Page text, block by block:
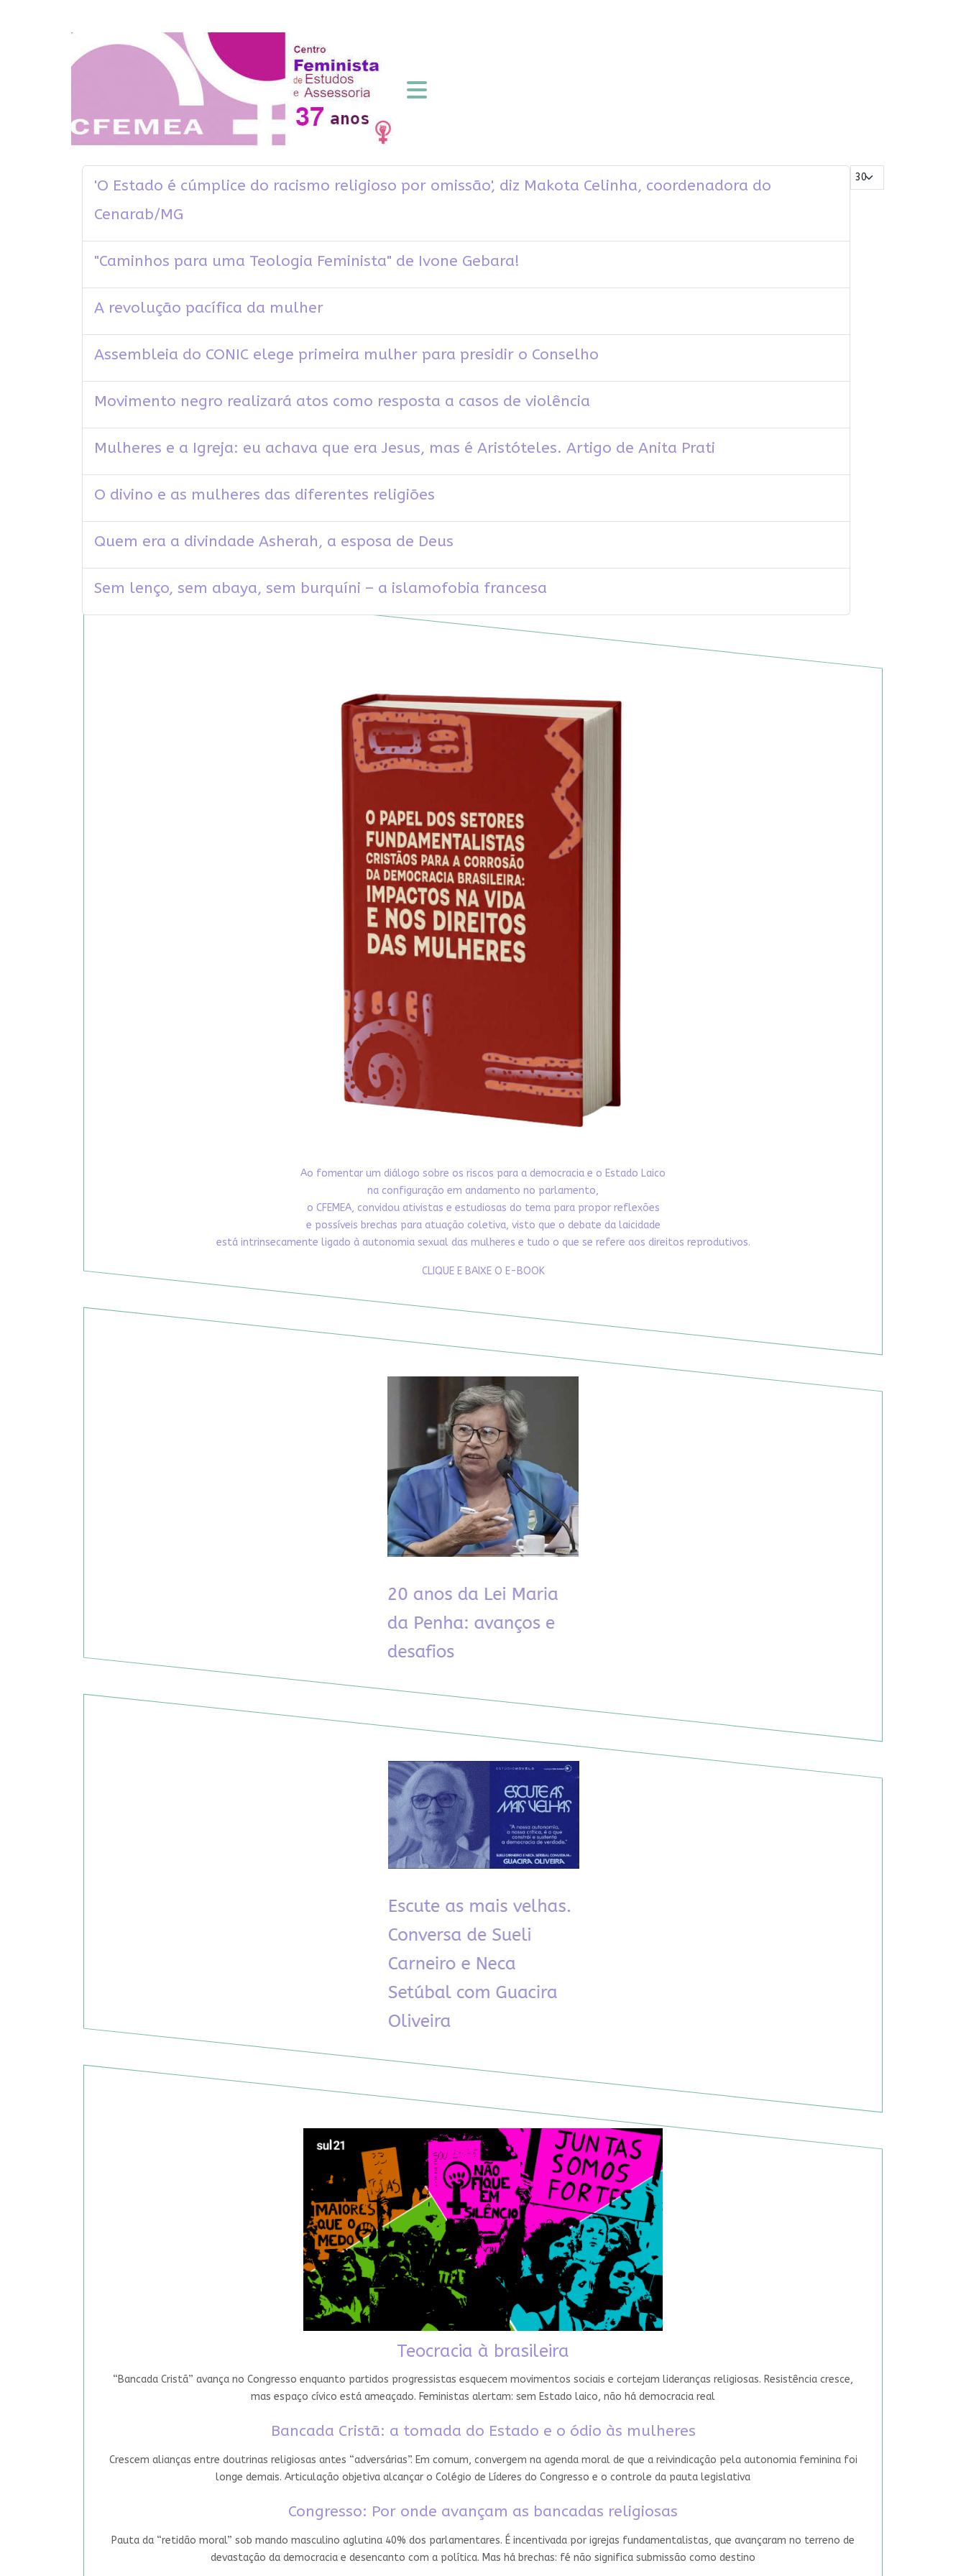
Mostrar #
'O Estado é cúmplice do racismo religioso por omissão', diz Makota Celinha, coordenadora do
Cenarab/MG
"Caminhos para uma Teologia Feminista" de Ivone Gebara!
A revolução pacífica da mulher
Assembleia do CONIC elege primeira mulher para presidir o Conselho
Movimento negro realizará atos como resposta a casos de violência
Mulheres e a Igreja: eu achava que era Jesus, mas é Aristóteles. Artigo de Anita Prati
O divino e as mulheres das diferentes religiões
Quem era a divindade Asherah, a esposa de Deus
Sem lenço, sem abaya, sem burquíni – a islamofobia francesa
Ao fomentar um diálogo sobre os riscos para a democracia e o Estado Laico
na configuração em andamento no parlamento,
o CFEMEA, convidou ativistas e estudiosas do tema para propor reflexões
e possíveis brechas para atuação coletiva, visto que o debate da laicidade
está intrinsecamente ligado à autonomia sexual das mulheres e tudo o que se refere aos direitos reprodutivos.
CLIQUE E BAIXE O E-BOOK
Teocracia à brasileira
“Bancada Cristã” avança no Congresso enquanto partidos progressistas esquecem movimentos sociais e cortejam lideranças religiosas. Resistência cresce,
mas espaço cívico está ameaçado. Feministas alertam: sem Estado laico, não há democracia real
Bancada Cristã: a tomada do Estado e o ódio às mulheres
Crescem alianças entre doutrinas religiosas antes “adversárias”. Em comum, convergem na agenda moral de que a reivindicação pela autonomia feminina foi
longe demais. Articulação objetiva alcançar o Colégio de Líderes do Congresso e o controle da pauta legislativa
Congresso: Por onde avançam as bancadas religiosas
Pauta da “retidão moral” sob mando masculino aglutina 40% dos parlamentares. É incentivada por igrejas fundamentalistas, que avançaram no terreno de
devastação da democracia e desencanto com a política. Mas há brechas: fé não significa submissão como destino